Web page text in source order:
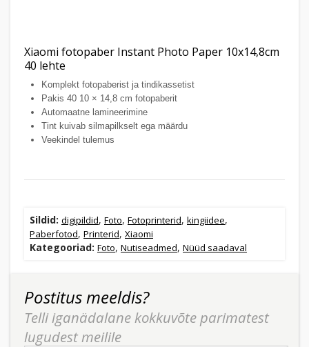
Xiaomi fotopaber Instant Photo Paper 10x14,8cm
40 lehte
Komplekt fotopaberist ja tindikassetist
Pakis 40 10 × 14,8 cm fotopaberit
Automaatne lamineerimine
Tint kuivab silmapilkselt ega määrdu
Veekindel tulemus
Sildid: digipildid, Foto, Fotoprinterid, kingiidee,
Paberfotod, Printerid, Xiaomi
Kategooriad: Foto, Nutiseadmed, Nüüd saadaval
Postitus meeldis?
Telli iganädalane kokkuvõte parimatest
lugudest meilile